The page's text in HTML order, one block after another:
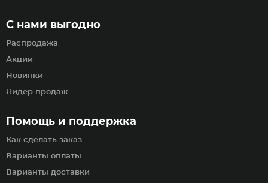
Помощь и поддержка
Как сделать заказ
Варианты оплаты
Варианты доставки
С нами выгодно
Распродажа
Акции
Новинки
Лидер продаж